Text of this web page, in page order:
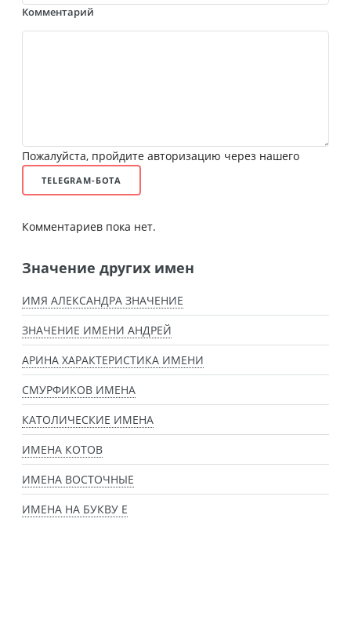
Комментарий
Пожалуйста, пройдите авторизацию через нашего
TELEGRAM-БОТА
Комментариев пока нет.
Значение других имен
ИМЯ АЛЕКСАНДРА ЗНАЧЕНИЕ
ЗНАЧЕНИЕ ИМЕНИ АНДРЕЙ
АРИНА ХАРАКТЕРИСТИКА ИМЕНИ
СМУРФИКОВ ИМЕНА
КАТОЛИЧЕСКИЕ ИМЕНА
ИМЕНА КОТОВ
ИМЕНА ВОСТОЧНЫЕ
ИМЕНА НА БУКВУ Е